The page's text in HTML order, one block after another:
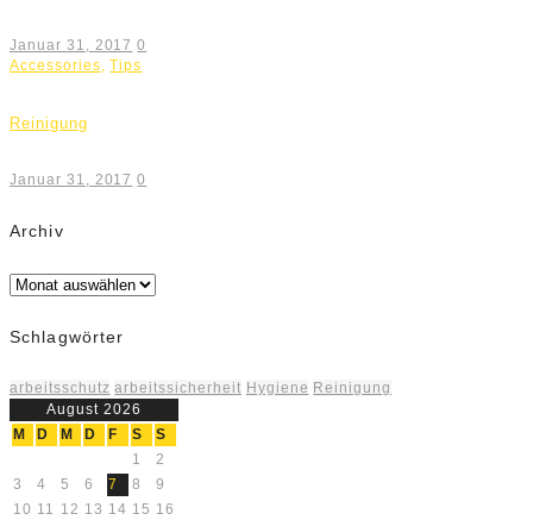
Januar 31, 2017 0
Accessories,Tips
Reinigung
Januar 31, 2017 0
Archiv
Archiv
Schlagwörter
arbeitsschutz arbeitssicherheit Hygiene Reinigung
August 2026
M
D M D F S
S
1
2
3
4 5 6 7 8
9
10 11 12 13 14 15 16